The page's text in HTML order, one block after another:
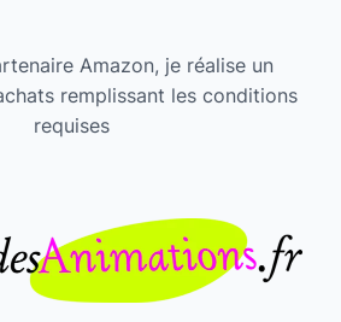
Amazon, je réalise un
remplissant les conditions
requises